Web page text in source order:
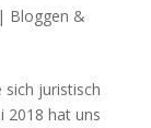
| Bloggen &
sich juristisch
2018 hat uns